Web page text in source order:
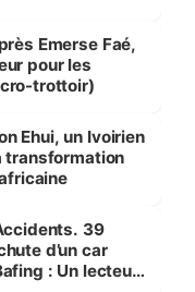
Emerse Faé,
pour les
trottoir)
Ehui, un Ivoirien
transformation
39
d’un car
: Un lecteur